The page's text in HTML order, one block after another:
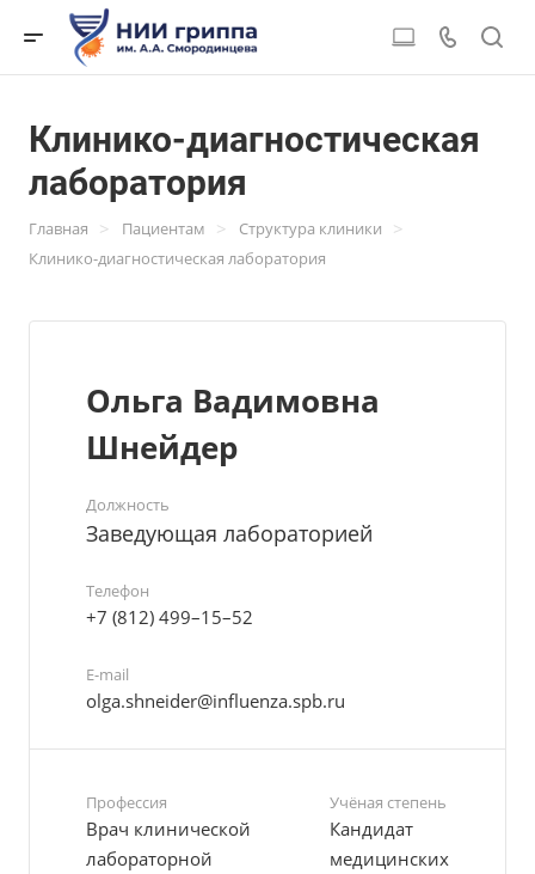
Клинико-диагностическая
лаборатория
Главная > Пациентам > Структура клиники >
Клинико-диагностическая лаборатория
Ольга Вадимовна
Шнейдер
Должность
Заведующая лабораторией
Телефон
+7 (812) 499–15–52
E-mail
olga.shneider@influenza.spb.ru
Профессия
Врач клинической
лабораторной
Учёная степень
Кандидат
медицинских